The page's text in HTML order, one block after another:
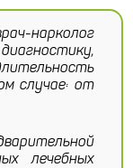
нарколог
случае: от
лечебных